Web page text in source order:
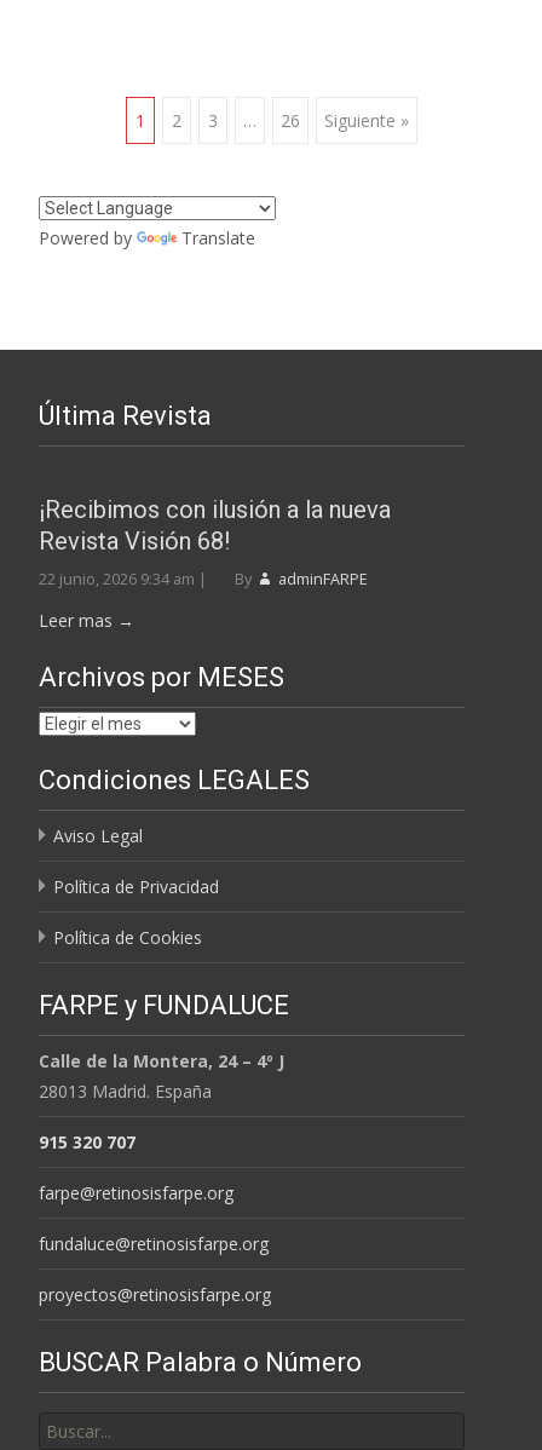
Navegación
de
1 2 3 … 26 Siguiente »
Powered by Translate
Última Revista
¡Recibimos con ilusión a la nueva
Revista Visión 68!
22 junio, 2026 9:34 am | By adminFARPE
Leer mas →
Archivos por MESES
Archivos
MESES
Condiciones LEGALES
Aviso Legal
Política de Privacidad
Política de Cookies
FARPE y FUNDALUCE
Calle de la Montera, 24 – 4º J
28013 Madrid. España
915 320 707
farpe@retinosisfarpe.org
fundaluce@retinosisfarpe.org
proyectos@retinosisfarpe.org
BUSCAR Palabra o Número
por: